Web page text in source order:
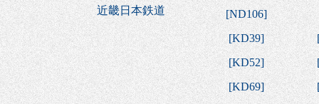
近畿日本鉄道
[ND106]
[KD39]
[KD52]
[KD69]